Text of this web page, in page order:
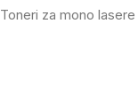
Toneri za mono lasere